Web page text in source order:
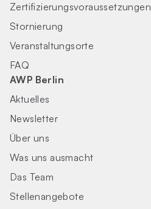
Zertifizierungs­voraus­setzungen
Stornierung
Veranstaltungsorte
FAQ
AWP Berlin
Aktuelles
Newsletter
Über uns
Was uns ausmacht
Das Team
Stellenangebote